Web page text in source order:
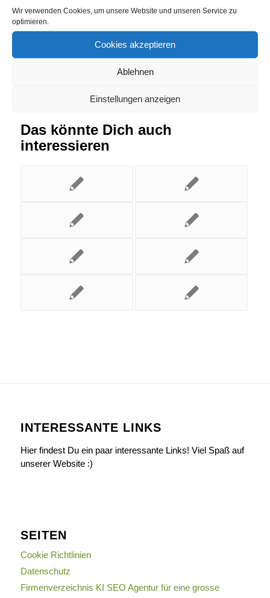
Wir verwenden Cookies, um unsere Website und unseren Service zu
optimieren.
Cookies akzeptieren
Ablehnen
Einstellungen anzeigen
Eintrag teilen
Das könnte Dich auch
interessieren
INTERESSANTE LINKS
Hier findest Du ein paar interessante Links! Viel Spaß auf
unserer Website :)
SEITEN
Cookie Richtlinien
Datenschutz
Firmenverzeichnis KI SEO Agentur für eine grosse